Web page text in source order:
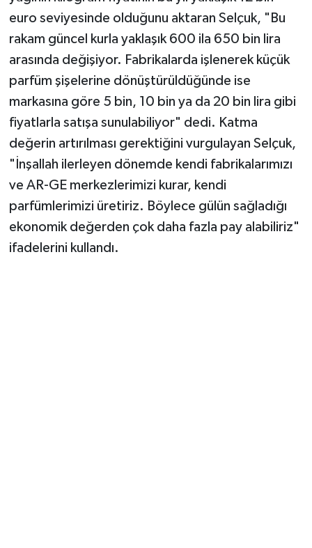
euro seviyesinde olduğunu aktaran Selçuk, "Bu
rakam güncel kurla yaklaşık 600 ila 650 bin lira
arasında değişiyor. Fabrikalarda işlenerek küçük
parfüm şişelerine dönüştürüldüğünde ise
markasına göre 5 bin, 10 bin ya da 20 bin lira gibi
fiyatlarla satışa sunulabiliyor" dedi. Katma
değerin artırılması gerektiğini vurgulayan Selçuk,
"İnşallah ilerleyen dönemde kendi fabrikalarımızı
ve AR-GE merkezlerimizi kurar, kendi
parfümlerimizi üretiriz. Böylece gülün sağladığı
ekonomik değerden çok daha fazla pay alabiliriz"
ifadelerini kullandı.